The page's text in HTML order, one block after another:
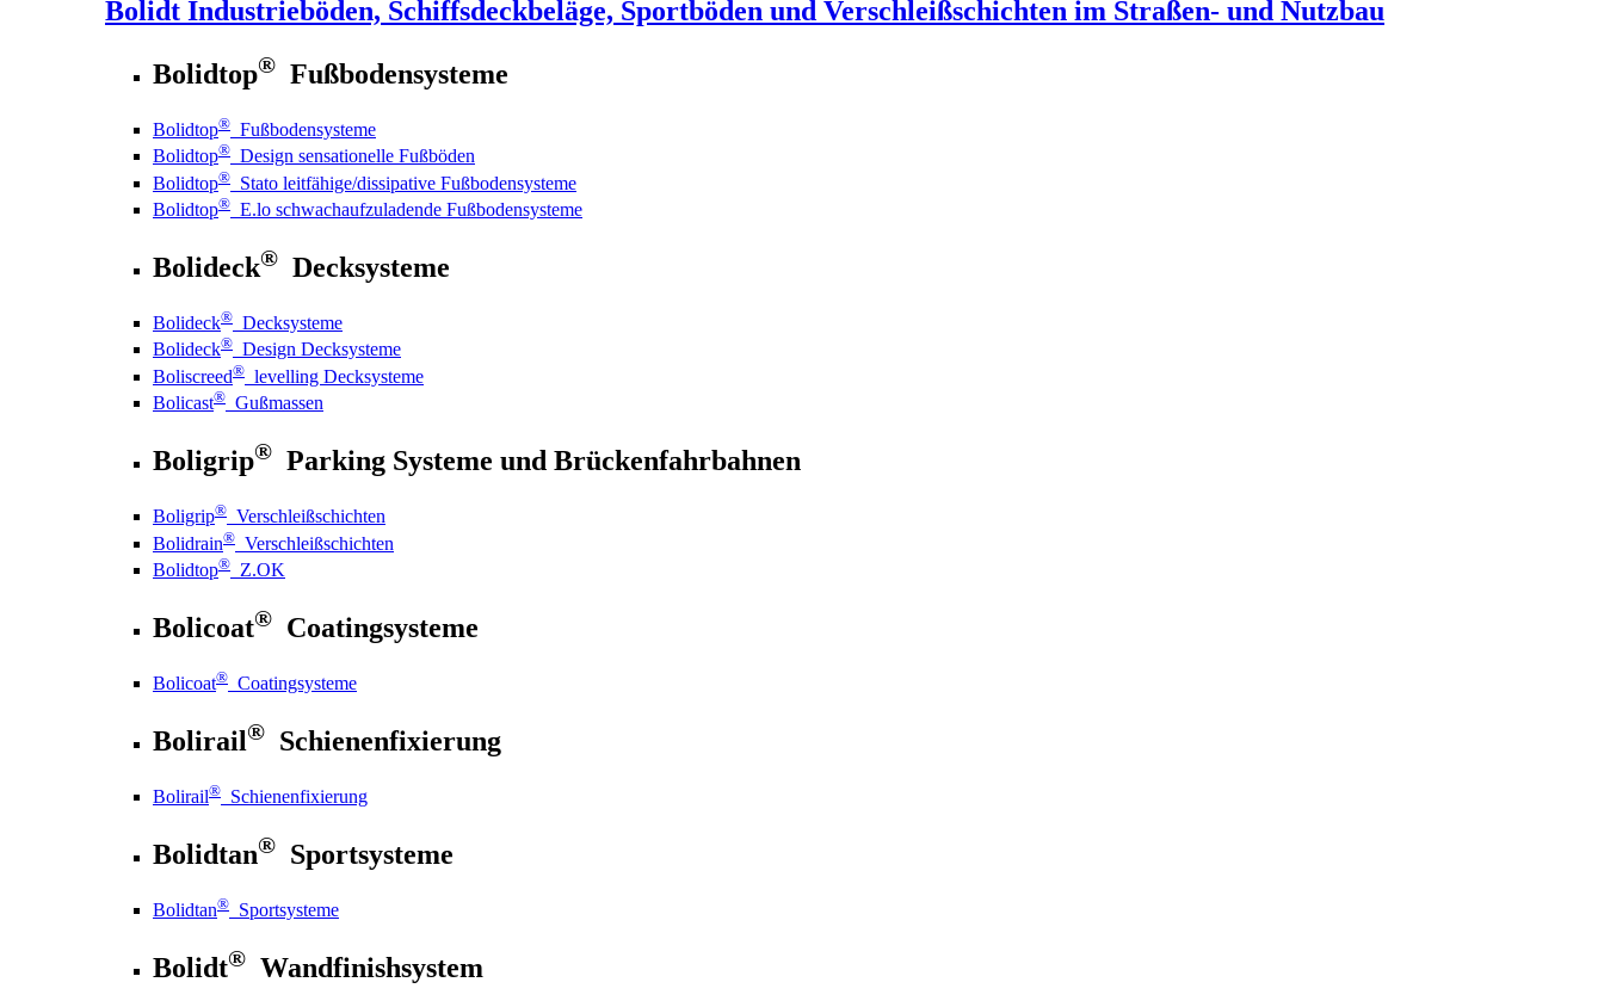
Bolidt Industrieböden, Schiffsdeckbeläge, Sportböden und Verschleißschichten im Straßen- und Nutzbau
Bolidtop® Fußbodensysteme
Bolidtop® Fußbodensysteme
Bolidtop® Design sensationelle Fußböden
Bolidtop® Stato leitfähige/dissipative Fußbodensysteme
Bolidtop® E.lo schwachaufzuladende Fußbodensysteme
Bolideck® Decksysteme
Bolideck® Decksysteme
Bolideck® Design Decksysteme
Boliscreed® levelling Decksysteme
Bolicast® Gußmassen
Boligrip® Parking Systeme und Brückenfahrbahnen
Boligrip® Verschleißschichten
Bolidrain® Verschleißschichten
Bolidtop® Z.OK
Bolicoat® Coatingsysteme
Bolicoat® Coatingsysteme
Bolirail® Schienenfixierung
Bolirail® Schienenfixierung
Bolidtan® Sportsysteme
Bolidtan® Sportsysteme
Bolidt® Wandfinishsystem